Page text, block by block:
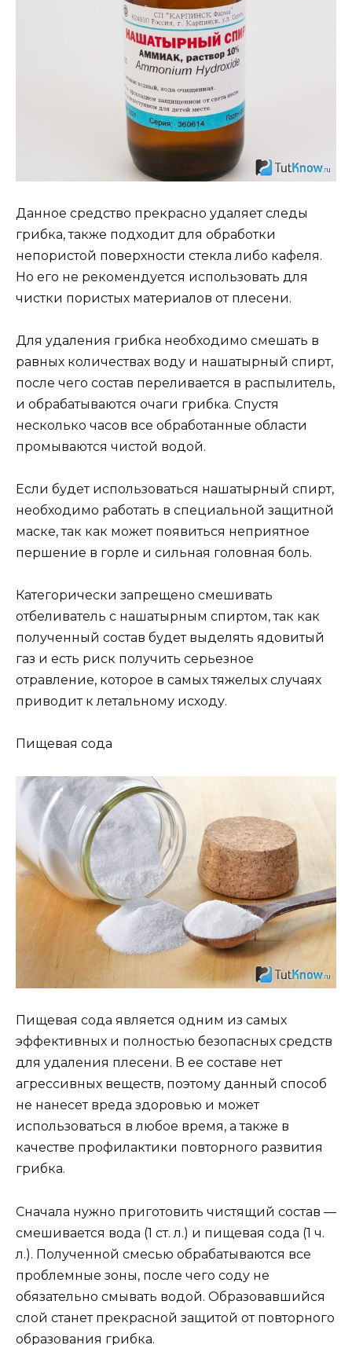
Данное средство прекрасно удаляет следы
грибка, также подходит для обработки
непористой поверхности стекла либо кафеля.
Но его не рекомендуется использовать для
чистки пористых материалов от плесени.
Для удаления грибка необходимо смешать в
равных количествах воду и нашатырный спирт,
после чего состав переливается в распылитель,
и обрабатываются очаги грибка. Спустя
несколько часов все обработанные области
промываются чистой водой.
Если будет использоваться нашатырный спирт,
необходимо работать в специальной защитной
маске, так как может появиться неприятное
першение в горле и сильная головная боль.
Категорически запрещено смешивать
отбеливатель с нашатырным спиртом, так как
полученный состав будет выделять ядовитый
газ и есть риск получить серьезное
отравление, которое в самых тяжелых случаях
приводит к летальному исходу.
Пищевая сода
Пищевая сода является одним из самых
эффективных и полностью безопасных средств
для удаления плесени. В ее составе нет
агрессивных веществ, поэтому данный способ
не нанесет вреда здоровью и может
использоваться в любое время, а также в
качестве профилактики повторного развития
грибка.
Сначала нужно приготовить чистящий состав —
смешивается вода (1 ст. л.) и пищевая сода (1 ч.
л.). Полученной смесью обрабатываются все
проблемные зоны, после чего соду не
обязательно смывать водой. Образовавшийся
слой станет прекрасной защитой от повторного
образования грибка.